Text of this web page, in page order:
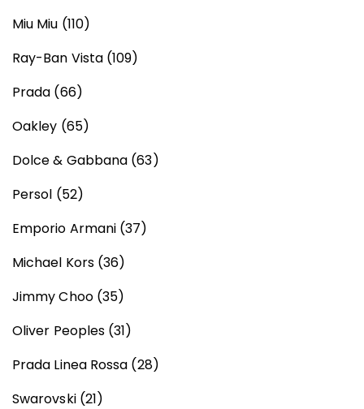
Miu Miu (110)
Ray-Ban Vista (109)
Prada (66)
Oakley (65)
Dolce & Gabbana (63)
Persol (52)
Emporio Armani (37)
Michael Kors (36)
Jimmy Choo (35)
Oliver Peoples (31)
Prada Linea Rossa (28)
Swarovski (21)